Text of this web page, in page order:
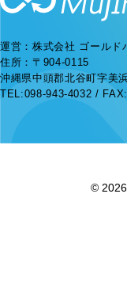
運営：株式会社 ゴールド
住所：〒904-0115
沖縄県中頭郡北谷町字美
TEL:098-943-4032 /
©